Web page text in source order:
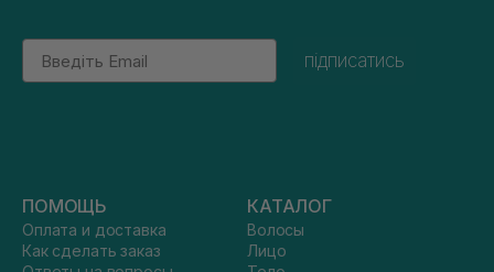
Email
підписатись
ПОМОЩЬ
Оплата и доставка
Как сделать заказ
КАТАЛОГ
Волосы
Лицо